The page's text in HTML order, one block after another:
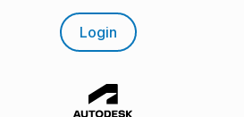
Login